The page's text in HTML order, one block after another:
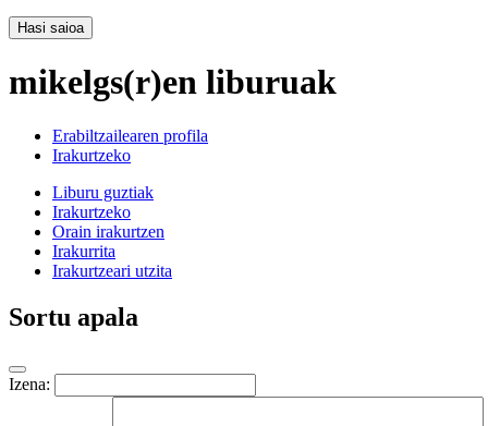
Hasi saioa
mikelgs(r)en liburuak
Erabiltzailearen profila
Irakurtzeko
Liburu guztiak
Irakurtzeko
Orain irakurtzen
Irakurrita
Irakurtzeari utzita
Sortu apala
Izena: